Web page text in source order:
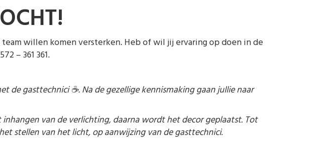
willen komen versterken. Heb of wil jij ervaring op doen in de
– 361 361.
de gasttechnici ☕️. Na de gezellige kennismaking gaan jullie naar
van de verlichting, daarna wordt het decor geplaatst. Tot
stellen van het licht, op aanwijzing van de gasttechnici.